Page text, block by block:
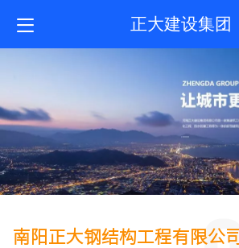
正大建设集团
南阳正大钢结构工程有限公司